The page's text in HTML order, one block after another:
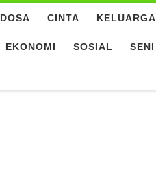
DOSA CINTA KELUARGA
EKONOMI SOSIAL